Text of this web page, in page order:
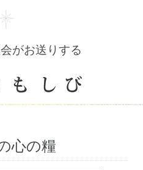
がお送りする
心の糧